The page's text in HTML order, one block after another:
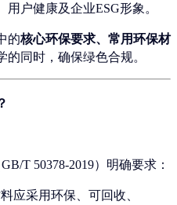
户健康及企业ESG形象。
的核心环保要求、常用环保材
的同时，确保绿色合规。
T 50378-2019）明确要求：
应采用环保、可回收、